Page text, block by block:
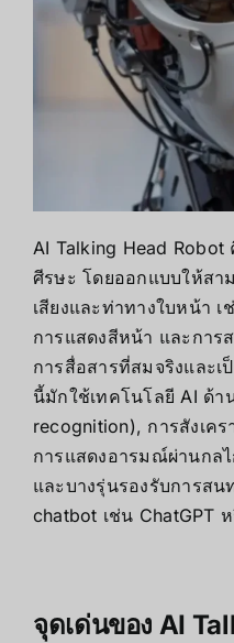
AI Talking Head
ศีรษะ โดยออกแบบให้ส
เสียงและท่าทางใบหน้า
การแสดงสีหน้า และการ
การสื่อสารที่สมจริงและ
นี้มักใช้เทคโนโลยี AI ด้า
recognition), การสังเค
การแสดงอารมณ์ผ่านกล
และบางรุ่นรองรับการส
chatbot เช่น ChatGPT
จุดเด่นของ AI